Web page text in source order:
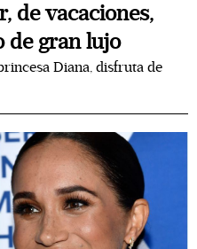
de vacaciones,
de gran lujo
Diana, disfruta de